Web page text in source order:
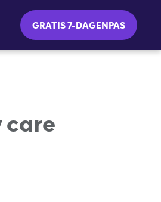
GRATIS 7-DAGENPAS
care